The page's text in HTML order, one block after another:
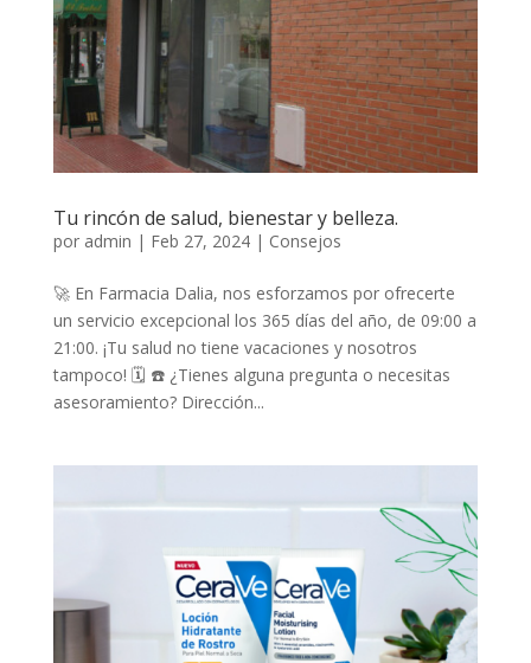
Tu rincón de salud, bienestar y belleza.
por admin | Feb 27, 2024| Consejos
🚀 En Farmacia Dalia, nos esforzamos por ofrecerte
un servicio excepcional los 365 días del año, de 09:00 a
21:00. ¡Tu salud no tiene vacaciones y nosotros
tampoco! 🗓️ ☎️ ¿Tienes alguna pregunta o necesitas
asesoramiento? Dirección...